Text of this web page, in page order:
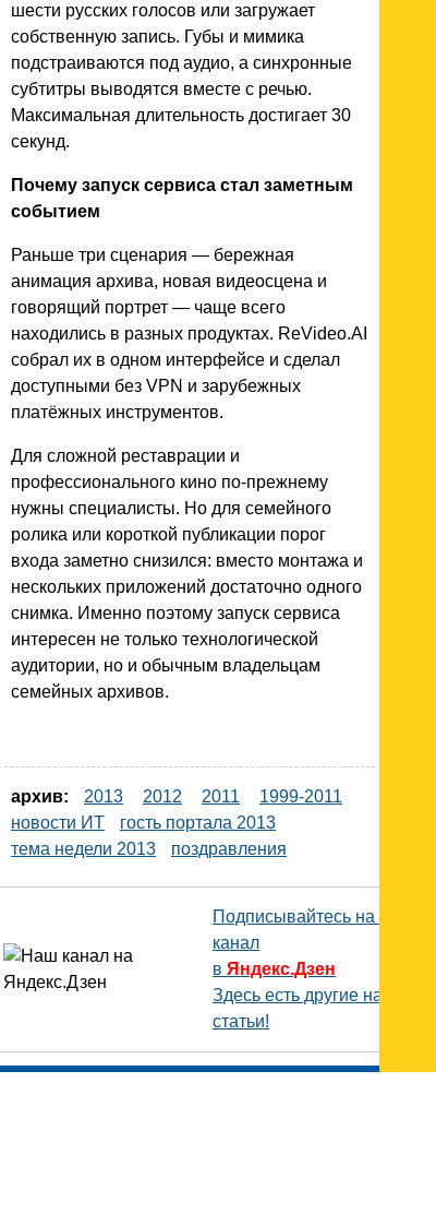
шести русских голосов или загружает
собственную запись. Губы и мимика
подстраиваются под аудио, а синхронные
субтитры выводятся вместе с речью.
Максимальная длительность достигает 30
секунд.
Почему запуск сервиса стал заметным
событием
Раньше три сценария — бережная
анимация архива, новая видеосцена и
говорящий портрет — чаще всего
находились в разных продуктах. ReVideo.AI
собрал их в одном интерфейсе и сделал
доступными без VPN и зарубежных
платёжных инструментов.
Для сложной реставрации и
профессионального кино по-прежнему
нужны специалисты. Но для семейного
ролика или короткой публикации порог
входа заметно снизился: вместо монтажа и
нескольких приложений достаточно одного
снимка. Именно поэтому запуск сервиса
интересен не только технологической
аудитории, но и обычным владельцам
семейных архивов.
архив: 2013 2012 2011
1999-2011
новости ИТ
гость портала 2013
тема недели 2013
поздравления
Подписывайтесь на наш
канал
в Яндекс.Дзен
Здесь есть другие наши
статьи!